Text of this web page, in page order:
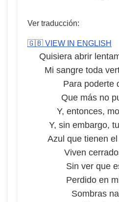
Ver traducción:
🇬🇧 VIEW IN ENGLISH
Quisiera abrir
Mi sangre toda
Para poderte
Que más no
Y, entonces,
Y, sin embargo,
Azul que tienen
Viven
Sin ver que
Perdido en
Sombras